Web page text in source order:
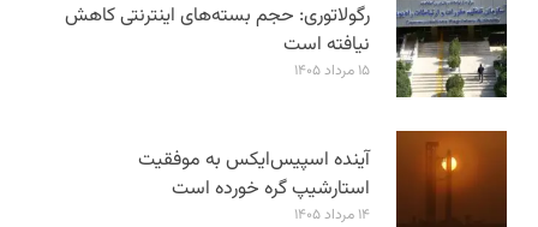
رگولاتوری: حجم بسته‌های اینترنتی کاهش
نیافته است
۱۵ مرداد ۱۴۰۵
آینده اسپیس‌ایکس به موفقیت
استارشیپ گره خورده است
۱۴ مرداد ۱۴۰۵